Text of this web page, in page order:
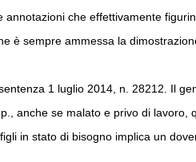
annotazioni che effettivamente
è sempre ammessa la
1 luglio 2014, n. 28212. Il
anche se malato e privo di
in stato di bisogno implica un